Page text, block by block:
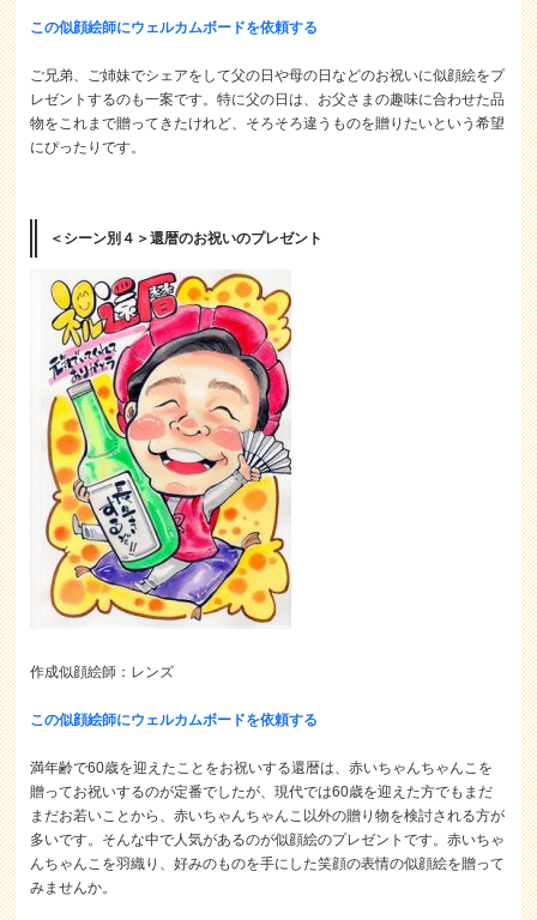
この似顔絵師にウェルカムボードを依頼する
ご兄弟、ご姉妹でシェアをして父の日や母の日などのお祝いに似顔絵をプ
レゼントするのも一案です。特に父の日は、お父さまの趣味に合わせた品
物をこれまで贈ってきたけれど、そろそろ違うものを贈りたいという希望
にぴったりです。
＜シーン別４＞還暦のお祝いのプレゼント
作成似顔絵師：レンズ
この似顔絵師にウェルカムボードを依頼する
満年齢で60歳を迎えたことをお祝いする還暦は、赤いちゃんちゃんこを
贈ってお祝いするのが定番でしたが、現代では60歳を迎えた方でもまだ
まだお若いことから、赤いちゃんちゃんこ以外の贈り物を検討される方が
多いです。そんな中で人気があるのが似顔絵のプレゼントです。赤いちゃ
んちゃんこを羽織り、好みのものを手にした笑顔の表情の似顔絵を贈って
みませんか。